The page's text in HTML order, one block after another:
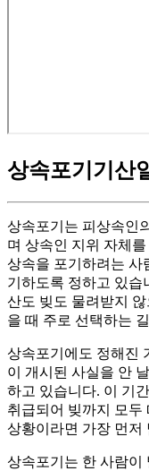
상속포기기산
상속포기는 피상속인
며 상속인 지위 자체
상속을 포기하려는 사
기하도록 정하고 있습
산도 빚도 물려받지
을 때 주로 선택하는
상속포기에도 정해진
이 개시된 사실을 안
하고 있습니다. 이 기
취급되어 빚까지 모두
상황이라면 가장 먼저
상속포기는 한 사람이